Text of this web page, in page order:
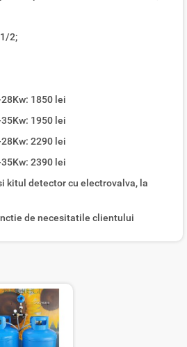
2;
1850 lei
1950 lei
2290 lei
2390 lei
kitul detector cu electrovalva, la
de necesitatile clientului